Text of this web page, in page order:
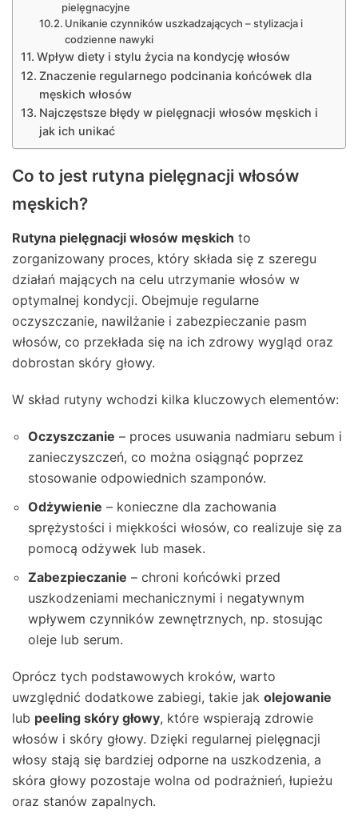
pielęgnacyjne
Unikanie czynników uszkadzających – stylizacja i
codzienne nawyki
Wpływ diety i stylu życia na kondycję włosów
Znaczenie regularnego podcinania końcówek dla
męskich włosów
Najczęstsze błędy w pielęgnacji włosów męskich i
jak ich unikać
Co to jest rutyna pielęgnacji włosów
męskich?
Rutyna pielęgnacji włosów męskich to
zorganizowany proces, który składa się z szeregu
działań mających na celu utrzymanie włosów w
optymalnej kondycji. Obejmuje regularne
oczyszczanie, nawilżanie i zabezpieczanie pasm
włosów, co przekłada się na ich zdrowy wygląd oraz
dobrostan skóry głowy.
W skład rutyny wchodzi kilka kluczowych elementów:
Oczyszczanie – proces usuwania nadmiaru sebum i
zanieczyszczeń, co można osiągnąć poprzez
stosowanie odpowiednich szamponów.
Odżywienie – konieczne dla zachowania
sprężystości i miękkości włosów, co realizuje się za
pomocą odżywek lub masek.
Zabezpieczanie – chroni końcówki przed
uszkodzeniami mechanicznymi i negatywnym
wpływem czynników zewnętrznych, np. stosując
oleje lub serum.
Oprócz tych podstawowych kroków, warto
uwzględnić dodatkowe zabiegi, takie jak olejowanie
lub peeling skóry głowy, które wspierają zdrowie
włosów i skóry głowy. Dzięki regularnej pielęgnacji
włosy stają się bardziej odporne na uszkodzenia, a
skóra głowy pozostaje wolna od podrażnień, łupieżu
oraz stanów zapalnych.